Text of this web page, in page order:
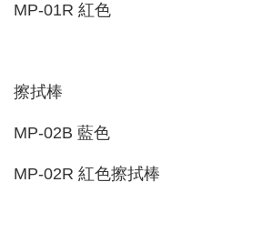
MP-01R 紅色
擦拭棒
MP-02B 藍色
MP-02R 紅色擦拭棒